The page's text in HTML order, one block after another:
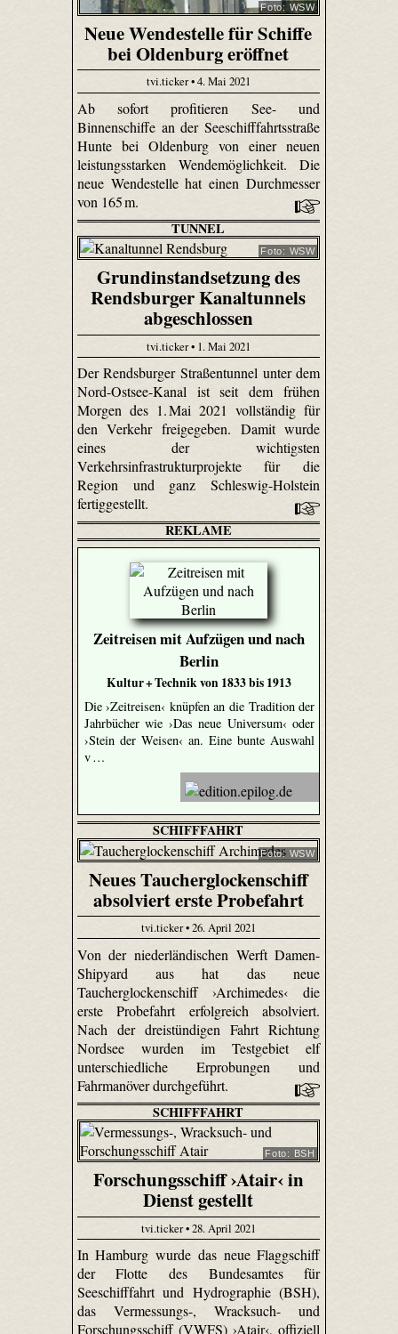
Foto: WSW
Neue Wendestelle für Schiffe
bei Oldenburg eröffnet
tvi.ticker • 4. Mai 2021
Ab sofort profitieren See- und
Binnenschiffe an der Seeschifffahrtsstraße
Hunte bei Oldenburg von einer neuen
leistungsstarken Wendemöglichkeit. Die
neue Wendestelle hat einen Durchmesser
von 165 m.
TUNNEL
Foto: WSW
Grundinstandsetzung des
Rendsburger Kanaltunnels
abgeschlossen
tvi.ticker • 1. Mai 2021
Der Rendsburger Straßentunnel unter dem
Nord-Ostsee-Kanal ist seit dem frühen
Morgen des 1. Mai 2021 vollständig für
den Verkehr freigegeben. Damit wurde
eines der wichtigsten
Verkehrsinfrastrukturprojekte für die
Region und ganz Schleswig-Holstein
fertiggestellt.
REKLAME
Zeitreisen mit Aufzügen und nach
Berlin
Kultur + Technik von 1833 bis 1913
Die ›Zeitreisen‹ knüpfen an die Tradition der
Jahrbücher wie ›Das neue Universum‹ oder
›Stein der Weisen‹ an. Eine bunte Auswahl
v …
SCHIFFFAHRT
Foto: WSW
Neues Taucherglockenschiff
absolviert erste Probefahrt
tvi.ticker • 26. April 2021
Von der niederländischen Werft Damen-
Shipyard aus hat das neue
Taucherglockenschiff ›Archimedes‹ die
erste Probefahrt erfolgreich absolviert.
Nach der dreistündigen Fahrt Richtung
Nordsee wurden im Testgebiet elf
unterschiedliche Erprobungen und
Fahrmanöver durchgeführt.
SCHIFFFAHRT
Foto: BSH
Forschungsschiff ›Atair‹ in
Dienst gestellt
tvi.ticker • 28. April 2021
In Hamburg wurde das neue Flaggschiff
der Flotte des Bundesamtes für
Seeschifffahrt und Hydrographie (BSH),
das Vermessungs-, Wracksuch- und
Forschungsschiff (VWFS) ›Atair‹, offiziell